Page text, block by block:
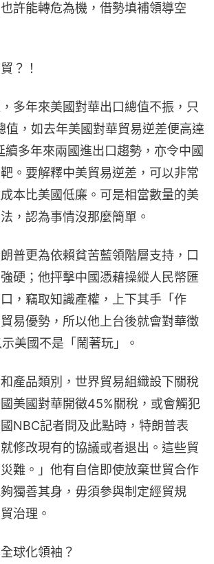
許能轉危為機，借勢填補領導空
？！
多年來美國對華出口總值不振，只
值，如去年美國對華貿易逆差便高達
多年來兩國進出口趨勢，亦令中國
。要解釋中美貿易逆差，可以非常
本比美國低廉。可是相當數量的美
，認為事情沒那麼簡單。
普更為依賴貧苦藍領階層支持，口
硬；他抨擊中國憑藉操縱人民幣匯
，竊取知識產權，上下其手「作
易優勢，所以他上台後就會對華徵
美國不是「鬧著玩」。
產品類別，世界貿易組織設下關稅
國美國對華開徵45%關稅，或會觸犯
NBC記者問及此點時，特朗普表
修改現有的協議或者退出。這些貿
難。」他有自信即使放棄世貿合作
獨善其身，毋須參與制定經貿規
治理。
球化領袖？